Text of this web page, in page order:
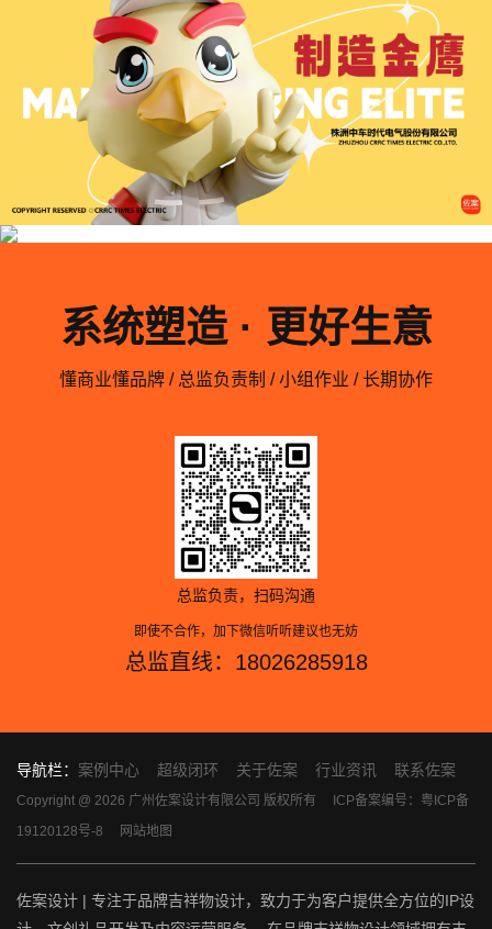
系统塑造 · 更好生意
懂商业懂品牌 / 总监负责制 / 小组作业 / 长期协作
总监负责，扫码沟通
即使不合作，加下微信听听建议也无妨
总监直线：18026285918
导航栏： 案例中心 超级闭环 关于佐案 行业资讯 联系佐案
Copyright @ 2026 广州佐案设计有限公司 版权所有 ICP备案编号：粤ICP备
19120128号-8
网站地图
佐案设计 | 专注于品牌吉祥物设计，致力于为客户提供全方位的IP设